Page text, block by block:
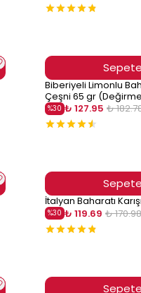
Biberiyeli Limonlu
Çeşni 65 gr
%30 ₺ 127.95 ₺
İtalyan Baharatı
%30 ₺ 119.69 ₺ 170.98